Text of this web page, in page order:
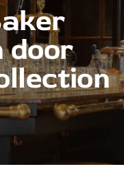
door